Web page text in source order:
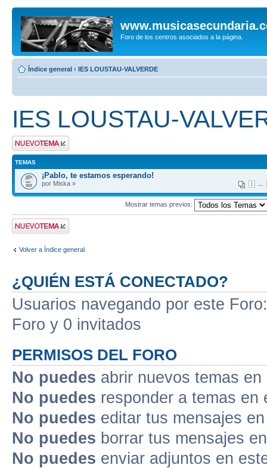
Foro de los centros asociados a la página.
Índice general ‹ IES LOUSTAU-VALVERDE
IES LOUSTAU-
Publicar un nuevo
tema
TEMAS
¡Pablo, te estamos esperando!
1
por Miska »
Mostrar temas previos:
Publicar un nuevo
tema
Volver a Índice general
¿QUIÉN ESTÁ CONECTADO?
Usuarios navegando por este
Foro y 0 invitados
PERMISOS DEL FORO
No puedes abrir nuevos temas
No puedes responder a temas en
No puedes editar tus mensajes
No puedes borrar tus mensajes
No puedes enviar adjuntos en